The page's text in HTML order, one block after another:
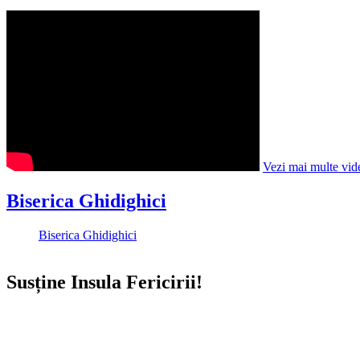
Vezi mai multe
Biserica Ghidighici
Biserica Ghidighici
Susține Insula Fericirii!